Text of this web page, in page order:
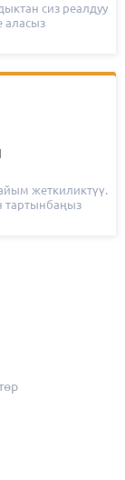
сиз реалдуу
аласыз
жеткиликтүү.
тартынбаңыз